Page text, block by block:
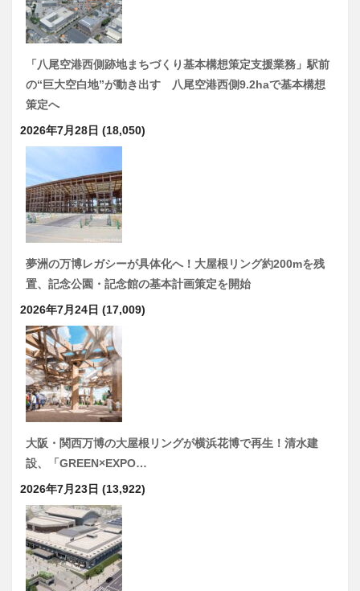
「八尾空港西側跡地まちづくり基本構想策定支援業務」駅前
の“巨大空白地”が動き出す 八尾空港西側9.2haで基本構想
策定へ
2026年7月28日 (18,050)
夢洲の万博レガシーが具体化へ！大屋根リング約200mを残
置、記念公園・記念館の基本計画策定を開始
2026年7月24日 (17,009)
大阪・関西万博の大屋根リングが横浜花博で再生！清水建
設、「GREEN×EXPO…
2026年7月23日 (13,922)